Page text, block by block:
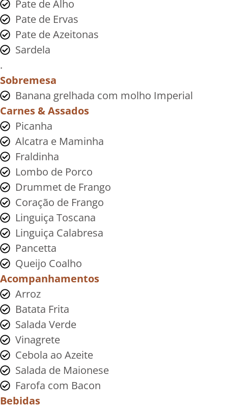
Pate de Alho
Pate de Ervas
Pate de Azeitonas
Sardela
.
Sobremesa
Banana grelhada com molho Imperial
Carnes & Assados
Picanha
Alcatra e Maminha
Fraldinha
Lombo de Porco
Drummet de Frango
Coração de Frango
Linguiça Toscana
Linguiça Calabresa
Pancetta
Queijo Coalho
Acompanhamentos
Arroz
Batata Frita
Salada Verde
Vinagrete
Cebola ao Azeite
Salada de Maionese
Farofa com Bacon
Bebidas